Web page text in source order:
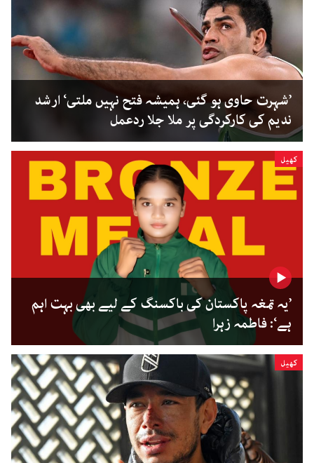
’شہرت حاوی ہو گئی، ہمیشہ فتح نہیں ملتی‘ ارشد
ندیم کی کارکردگی پر ملا جلا ردعمل
کھیل
’یہ تمغہ پاکستان کی باکسنگ کے لیے بھی بہت اہم
ہے‘: فاطمہ زہرا
کھیل